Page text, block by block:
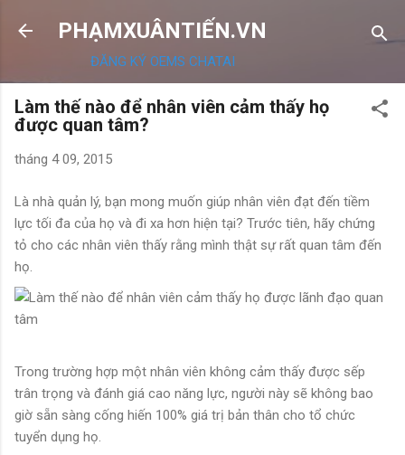
Chuyển đến nội dung chính
PHẠMXUÂNTIẾN.VN
ĐĂNG KÝ OEMS CHATAI
Làm thế nào để nhân viên cảm thấy họ
được quan tâm?
tháng 4 09, 2015
Là nhà quản lý, bạn mong muốn giúp nhân viên đạt đến tiềm
lực tối đa của họ và đi xa hơn hiện tại? Trước tiên, hãy chứng
tỏ cho các nhân viên thấy rằng mình thật sự rất quan tâm đến
họ.
Trong trường hợp một nhân viên không cảm thấy được sếp
trân trọng và đánh giá cao năng lực, người này sẽ không bao
giờ sẵn sàng cống hiến 100% giá trị bản thân cho tổ chức
tuyển dụng họ.